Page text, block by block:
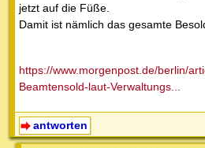
jetzt auf die Füße.
Damit ist nämlich das gesamte
https://www.morgenpost.de/berlin/
Beamtensold-laut-Verwaltungs...
antworten